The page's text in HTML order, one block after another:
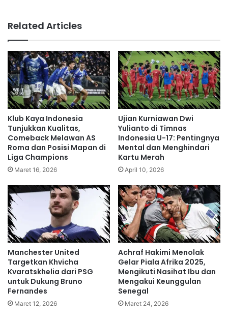
Related Articles
Klub Kaya Indonesia
Tunjukkan Kualitas,
Comeback Melawan AS
Roma dan Posisi Mapan di
Liga Champions
Maret 16, 2026
Ujian Kurniawan Dwi
Yulianto di Timnas
Indonesia U-17: Pentingnya
Mental dan Menghindari
Kartu Merah
April 10, 2026
Manchester United
Targetkan Khvicha
Kvaratskhelia dari PSG
untuk Dukung Bruno
Fernandes
Maret 12, 2026
Achraf Hakimi Menolak
Gelar Piala Afrika 2025,
Mengikuti Nasihat Ibu dan
Mengakui Keunggulan
Senegal
Maret 24, 2026